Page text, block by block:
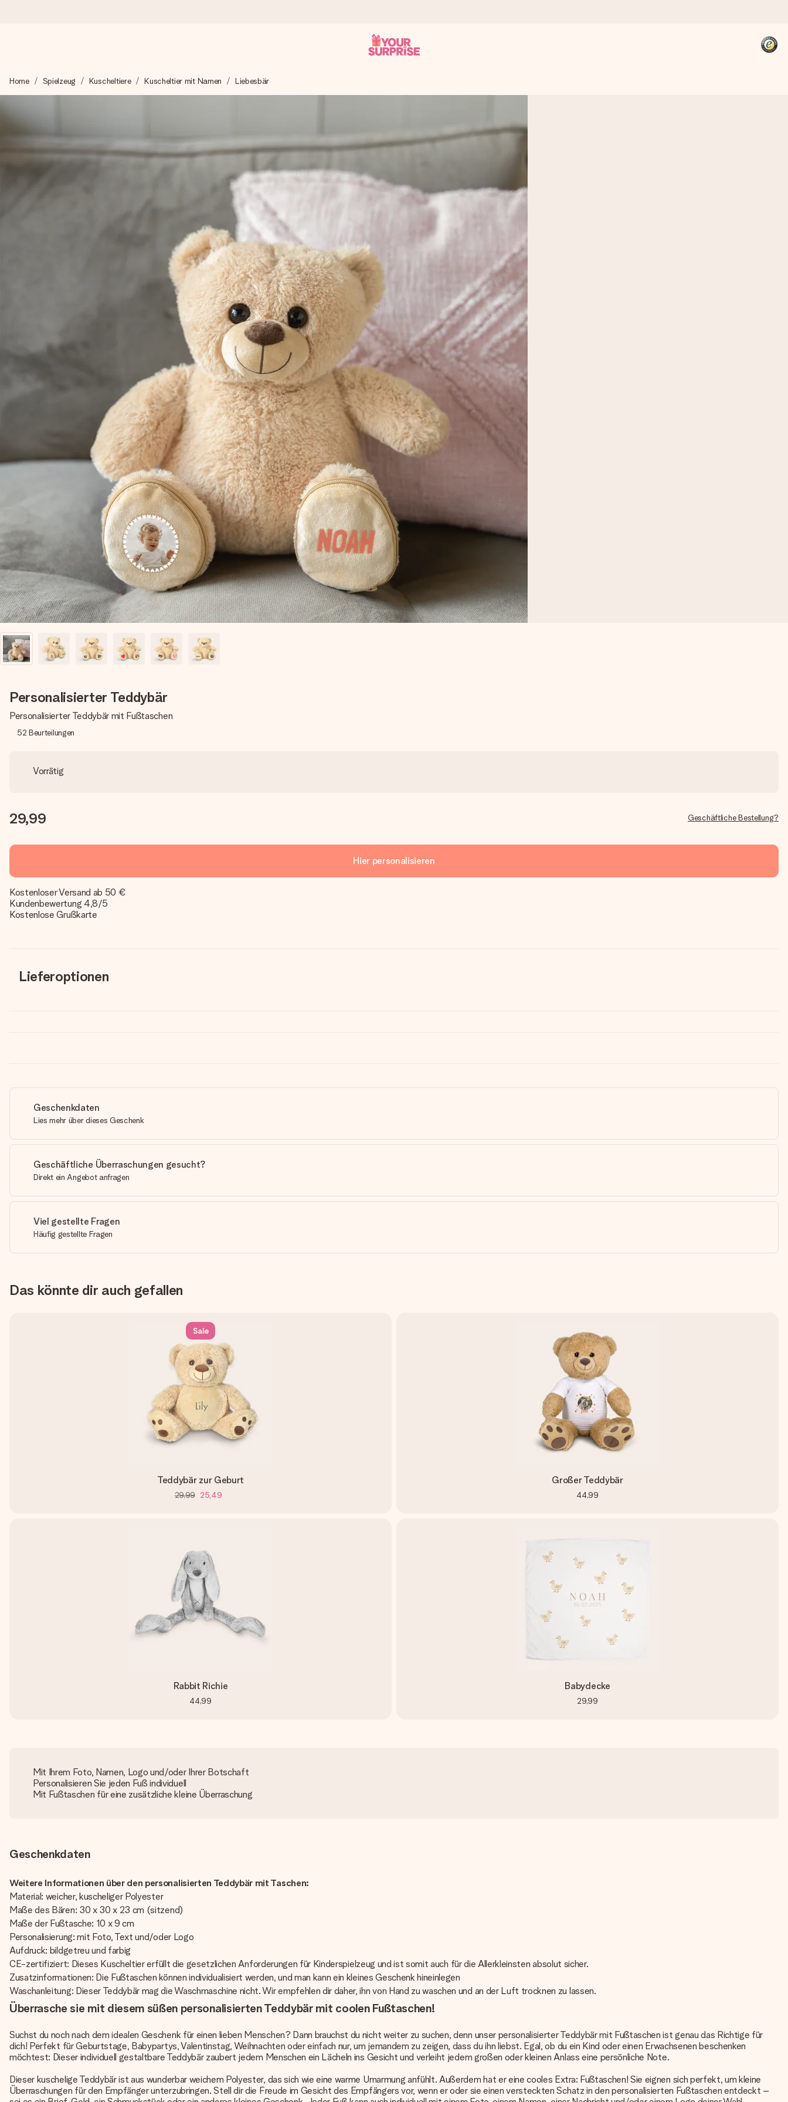
Wir bereiten dein Geschenk sorgfältig vor und schicken es blitzschnell – damit du es genau zum richtigen Zeitpunkt überreichen kannst, wenn es am meisten
zählt.
4,8 (basierend auf +15.000 Bewertungen)
Unsere Geschenke begeistern. Kunden bewerten uns mit 4,8 bei Google Reviews (Gesamtergebnis aller Länder, in die wir versenden).
Home Spielzeug Kuscheltiere Kuscheltier mit Namen Liebesbär
Personalisierter Teddybär
Personalisierter Teddybär mit Fußtaschen
52 Beurteilungen
Vorrätig
29,99 Geschäftliche Bestellung?
Hier personalisieren
Kostenloser Versand ab 50 €
Kundenbewertung 4,8/5
Kostenlose Grußkarte
Lieferoptionen
Geschenkdaten
Lies mehr über dieses Geschenk
Geschäftliche Überraschungen gesucht?
Direkt ein Angebot anfragen
Viel gestellte Fragen
Häufig gestellte Fragen
Das könnte dir auch gefallen
Sale
Teddybär zur Geburt
29,99 25,49
Großer Teddybär
44,99
Rabbit Richie
44,99
Babydecke
29,99
Mit Ihrem Foto, Namen, Logo und/oder Ihrer Botschaft
Personalisieren Sie jeden Fuß individuell
Mit Fußtaschen für eine zusätzliche kleine Überraschung
Geschenkdaten
Weitere Informationen über den personalisierten Teddybär mit Taschen:
Material: weicher, kuscheliger Polyester
Maße des Bären: 30 x 30 x 23 cm (sitzend)
Maße der Fußtasche: 10 x 9 cm
Personalisierung: mit Foto, Text und/oder Logo
Aufdruck: bildgetreu und farbig
CE-zertifiziert: Dieses Kuscheltier erfüllt die gesetzlichen Anforderungen für Kinderspielzeug und ist somit auch für die Allerkleinsten absolut sicher.
Zusatzinformationen: Die Fußtaschen können individualisiert werden, und man kann ein kleines Geschenk hineinlegen
Waschanleitung: Dieser Teddybär mag die Waschmaschine nicht. Wir empfehlen dir daher, ihn von Hand zu waschen und an der Luft trocknen zu lassen.
Überrasche sie mit diesem süßen personalisierten Teddybär mit coolen Fußtaschen!
Suchst du noch nach dem idealen Geschenk für einen lieben Menschen? Dann brauchst du nicht weiter zu suchen, denn unser personalisierter Teddybärmit Fußtaschen ist genau das Richtige für
dich! Perfekt für Geburtstage, Babypartys, Valentinstag, Weihnachten oder einfach nur, um jemandem zu zeigen, dass du ihn liebst. Egal, ob du ein Kind oder einen Erwachsenen beschenken
möchtest: Dieser individuell gestaltbare Teddybär zaubert jedem Menschen ein Lächeln ins Gesicht und verleiht jedem großen oder kleinen Anlass eine persönliche Note.
Dieser kuschelige Teddybär ist aus wunderbar weichem Polyester, das sich wie eine warme Umarmung anfühlt. Außerdem hat er eine cooles Extra: Fußtaschen! Sie eignen sich perfekt, um kleine
Überraschungen für den Empfänger unterzubringen. Stell dir die Freude im Gesicht des Empfängers vor, wenn er oder sie einen versteckten Schatz in den personalisierten Fußtaschen entdeckt –